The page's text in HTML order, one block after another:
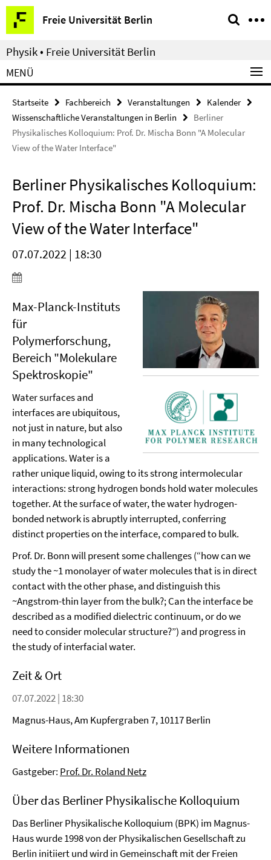
Springe
direkt
zu
Inhalt
Freie Universität Berlin
Service-
Navigation
Physik • Freie Universität Berlin
MENÜ
Startseite Fachbereich Veranstaltungen
Kalender
Wissenschaftliche Veranstaltungen in Berlin
Berliner
Physikalisches Kolloquium: Prof. Dr. Mischa Bonn "A Molecular
View of the Water Interface"
Berliner Physikalisches Kolloquium:
Prof. Dr. Mischa Bonn "A Molecular
View of the Water Interface"
07.07.2022 | 18:30
Max-Planck-Instituts
für
Polymerforschung,
Bereich "Molekulare
Spektroskopie"
Water surfaces and
interfaces are ubiquitous,
not just in nature, but also
in many technological
applications. Water is a
rather unique liquid, owing to its strong intermolecular
interactions: strong hydrogen bonds hold water molecules
together. At the surface of water, the water hydrogen-
bonded network is abruptly interrupted, conferring
distinct properties on the interface, compared to bulk.
Prof. Dr. Bonn will present some challenges (“how can we
study the ~1 monolayer of water molecules that is in direct
contact with the other phase, and distinguish this
~Angstrom-thin layer from the bulk?; Can the interface be
described as a modified dielectric continuum, or do we
need to consider molecular structure?”) and progress in
the study of interfacial water.
Zeit & Ort
07.07.2022 | 18:30
Magnus-Haus, Am Kupfergraben 7, 10117 Berlin
Weitere Informationen
Gastgeber: Prof. Dr. Roland Netz
Über das Berliner Physikalische Kolloquium
Das Berliner Physikalische Kolloquium (BPK) im Magnus-
Haus wurde 1998 von der Physikalischen Gesellschaft zu
Berlin initiiert und wird in Gemeinschaft mit der Freien